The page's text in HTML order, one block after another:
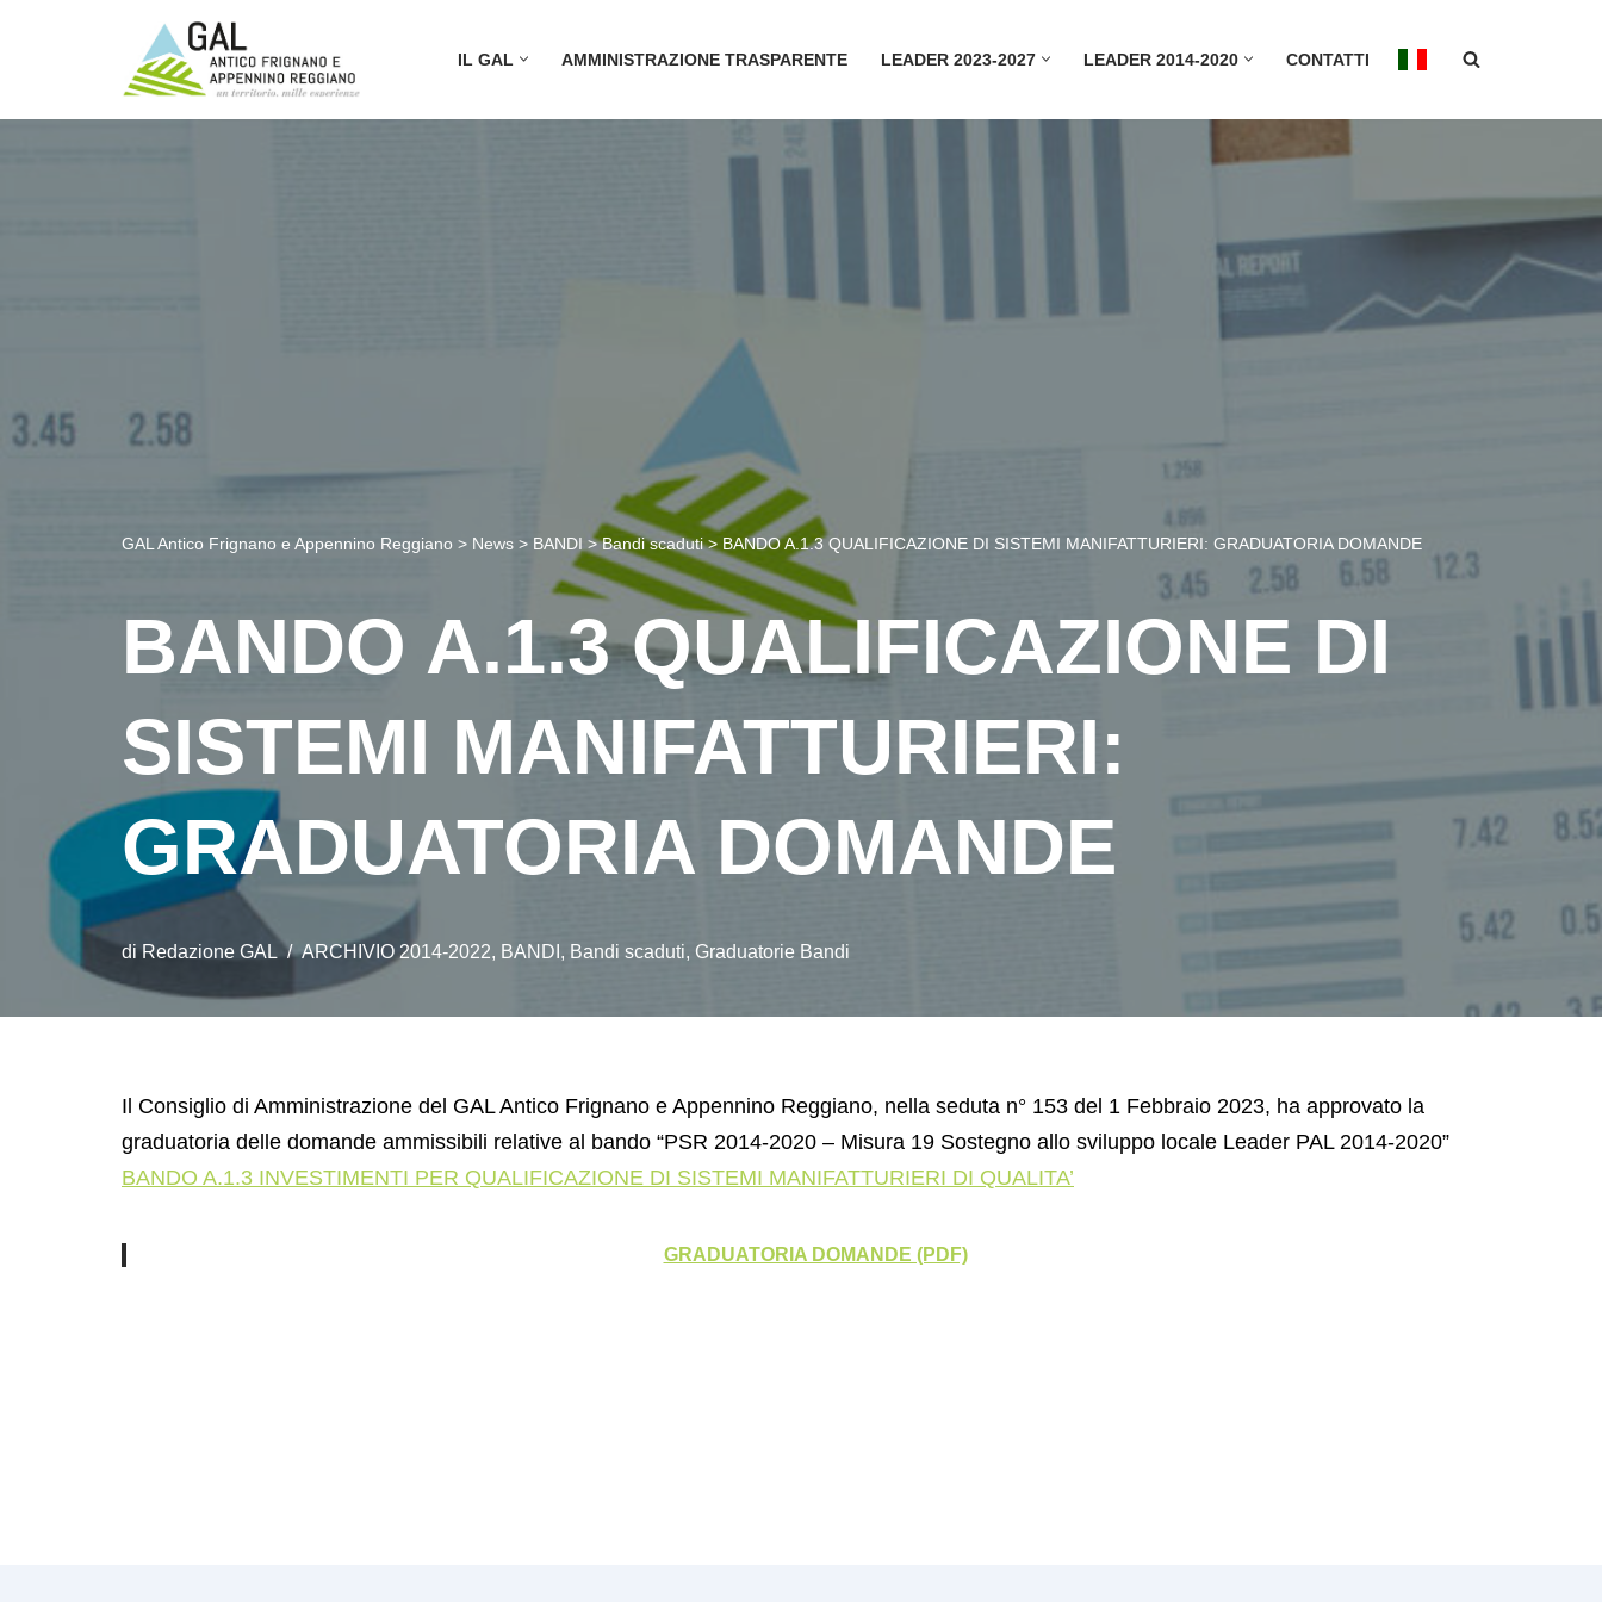
IL GAL AMMINISTRAZIONE TRASPARENTE LEADER 2023-2027 LEADER 2014-2020 CONTATTI
GAL Antico Frignano e Appennino Reggiano > News > BANDI >Bandi scaduti> BANDO A.1.3 QUALIFICAZIONE DI SISTEMI MANIFATTURIERI: GRADUATORIA DOMANDE
BANDO A.1.3 QUALIFICAZIONE DI
SISTEMI MANIFATTURIERI:
GRADUATORIA DOMANDE
diRedazione GAL ARCHIVIO 2014-2022 BANDI Bandi scaduti Graduatorie Bandi
Il Consiglio di Amministrazione del GAL Antico Frignano e Appennino Reggiano, nella seduta n° 153 del 1 Febbraio 2023, ha approvato la
graduatoria delle domande ammissibili relative al bando “PSR 2014-2020 – Misura 19 Sostegno allo sviluppo locale Leader PAL 2014-2020”
BANDO A.1.3 INVESTIMENTI PER QUALIFICAZIONE DI SISTEMI MANIFATTURIERI DI QUALITA’
GRADUATORIA DOMANDE (PDF)